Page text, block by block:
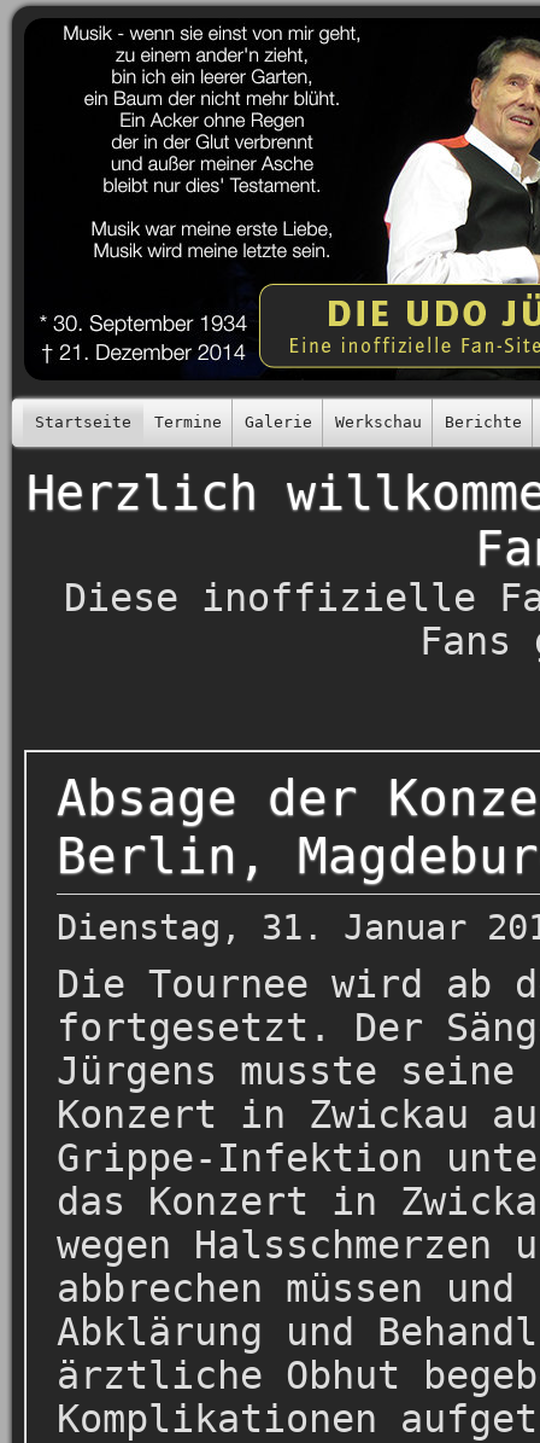
Startseite Termine Galerie Werkschau Berichte
Herzlich
Diese inoffizielle
Absage der
Berlin,
Dienstag, 31. Januar
Die Tournee wird ab
fortgesetzt. Der
Jürgens musste seine
Konzert in Zwickau
Grippe-Infektion
das Konzert in
wegen Halsschmerzen
abbrechen müssen
Abklärung und
ärztliche Obhut
Komplikationen